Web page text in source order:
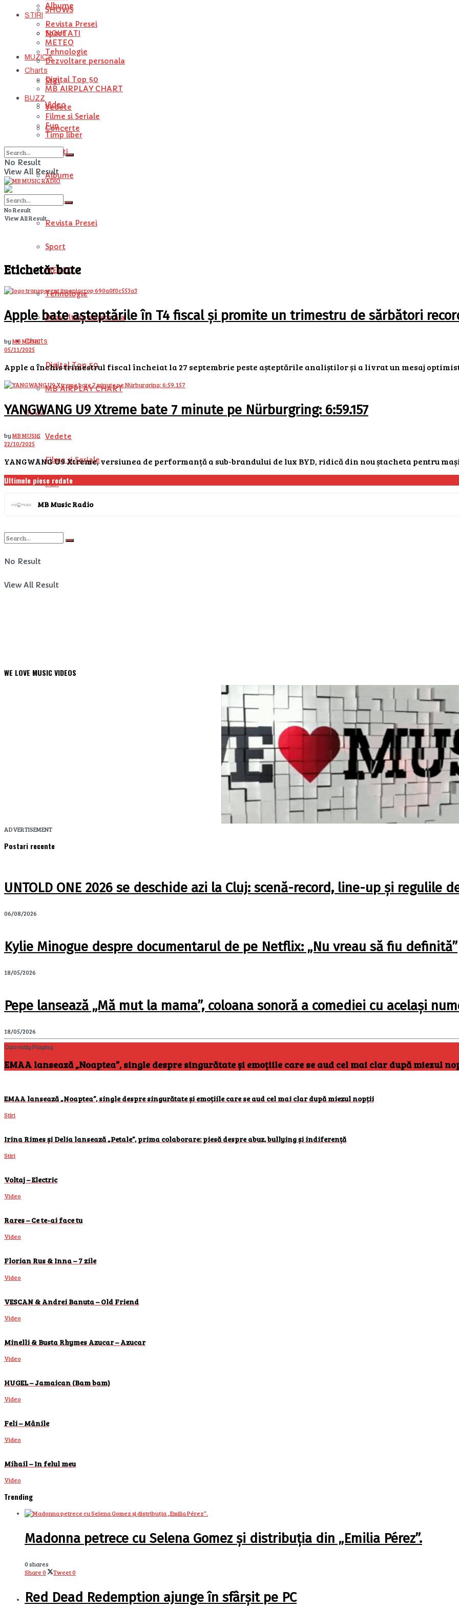
SHOWS
NOUTATI
MUZICA
Stiri
Video
Concerte
Artisti
Albume
STIRI
Revista Presei
Sport
METEO
Tehnologie
Dezvoltare personala
Charts
Digital Top 50
MB AIRPLAY CHART
BUZZ
Vedete
Filme si Seriale
Fun
Timp liber
No Result
View All Result
Albume
STIRI
Revista Presei
Sport
METEO
Tehnologie
Dezvoltare personala
Charts
Digital Top 50
MB AIRPLAY CHART
BUZZ
Vedete
Filme si Seriale
Fun
Timp liber
No Result
View All Result
No Result
View All Result
Etichetă:bate
Apple bate așteptările în T4 fiscal și promite un trimestru de sărbători
byMB MUSIC
05/11/2025
Apple a închis trimestrul fiscal încheiat la 27 septembrie peste așteptările analiștilor și a livrat un mesaj
YANGWANG U9 Xtreme bate 7 minute pe Nürburgring: 6:59.157
byMB MUSIC
22/10/2025
YANGWANG U9 Xtreme, versiunea de performanță a sub-brandului de lux BYD, ridică din nou ștacheta pentru
Ultimele piese redate
MB Music Radio
WE LOVE MUSIC VIDEOS
ADVERTISEMENT
Postari recente
UNTOLD ONE 2026 se deschide azi la Cluj: scenă-record, line-up și regulile
06/08/2026
Kylie Minogue despre documentarul de pe Netflix: „Nu vreau să fiu definită”
18/05/2026
Pepe lansează „Mă mut la mama”, coloana sonoră a comediei cu același
18/05/2026
Currently Playing
EMAA lansează „Noaptea”, single despre singurătate și emoțiile care se aud cel mai clar după miezul
EMAA lansează „Noaptea”, single despre singurătate și emoțiile care se aud cel mai clar după miezul nopții
Stiri
Irina Rimes și Delia lansează „Petale”, prima colaborare: piesă despre abuz, bullying și indiferență
Stiri
Voltaj – Electric
Video
Rares – Ce te-ai face tu
Video
Florian Rus & Inna – 7 zile
Video
VESCAN & Andrei Banuta – Old Friend
Video
Minelli & Busta Rhymes Azucar – Azucar
Video
HUGEL – Jamaican (Bam bam)
Video
Feli – Mânile
Video
Mihail – In felul meu
Video
Trending
Madonna petrece cu Selena Gomez și distribuția din „Emilia Pérez”.
0 shares
Share0 Tweet0
Red Dead Redemption ajunge în sfârșit pe PC